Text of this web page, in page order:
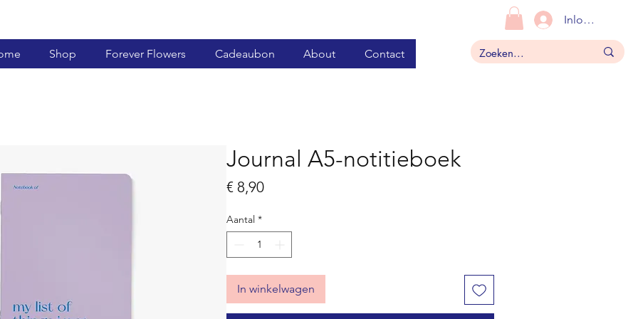
Shop Forever Flowers Cadeaubon About Contact
Inloggen
Journal A5-notitieboek
€ 8,90Prijs
Aantal *
In winkelwagen